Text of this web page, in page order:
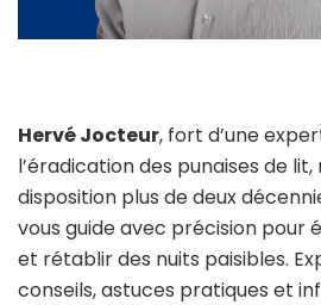
Hervé Jocteur, fort d’une
l’éradication des punaises de
disposition plus de deux
vous guide avec précision pour
et rétablir des nuits paisibles.
conseils, astuces pratiques et